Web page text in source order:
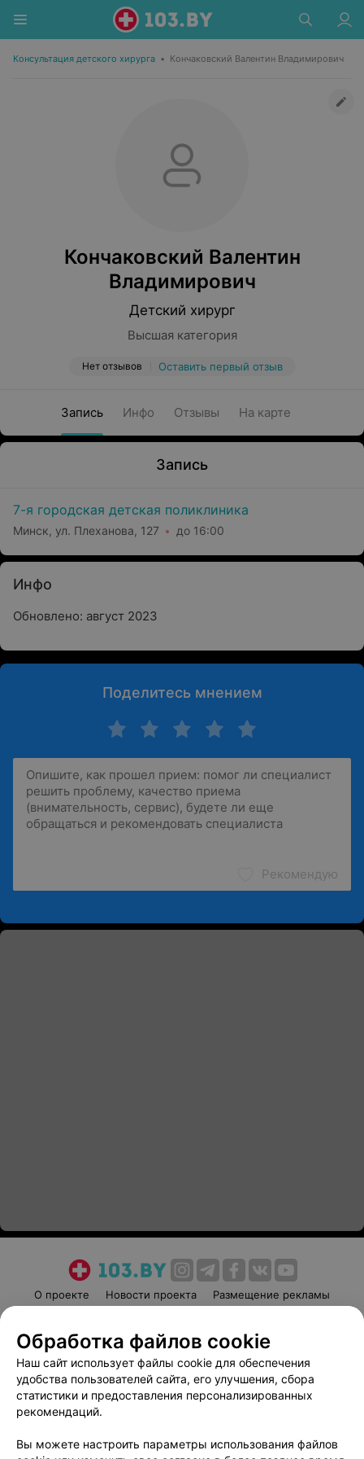
Консультация детского хирурга • Кончаковский Валентин Владимирович
Кончаковский Валентин
Владимирович
Детский хирург
Высшая категория
Нет отзывов Оставить первый отзыв
Запись Инфо Отзывы На карте
Запись
7-я городская детская поликлиника
Минск, ул. Плеханова, 127 до 16:00
Инфо
Обновлено: август 2023
Поделитесь мнением
Рекомендую
О проекте Новости проекта
Размещение рекламы
Пользовательское соглашение
Способы оплаты
Вакансии
Партнеры
Написать руководителю 103.by
Обработка персональных данных
Обработка файлов cookie
Наш сайт использует файлы cookie для обеспечения
удобства пользователей сайта, его улучшения, сбора
статистики и предоставления персонализированных
рекомендаций.
Вы можете настроить параметры использования файлов